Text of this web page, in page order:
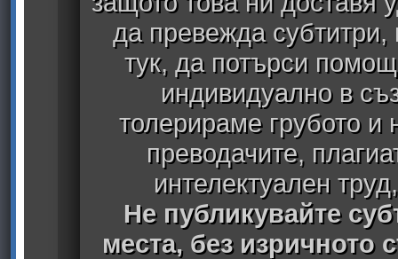
да превежда
тук, да потърси
индивидуално в
толерираме грубото
преводачите,
интелектуален
Не публикувайте
места, без изричното